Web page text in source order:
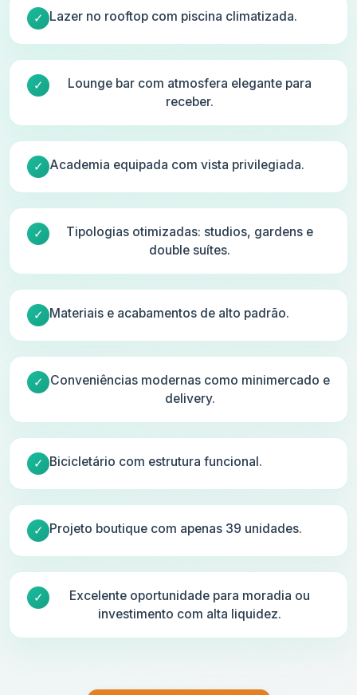
Lazer no rooftop com piscina climatizada.
Lounge bar com atmosfera elegante para
receber.
Academia equipada com vista privilegiada.
Tipologias otimizadas: studios, gardens e
double suítes.
Materiais e acabamentos de alto padrão.
Conveniências modernas como minimercado e
delivery.
Bicicletário com estrutura funcional.
Projeto boutique com apenas 39 unidades.
Excelente oportunidade para moradia ou
investimento com alta liquidez.